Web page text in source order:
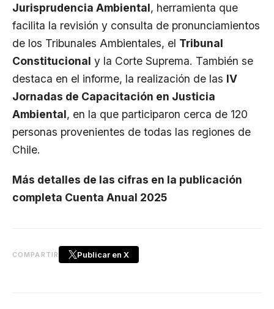
Jurisprudencia Ambiental, herramienta que
facilita la revisión y consulta de pronunciamientos
de los Tribunales Ambientales, el Tribunal
Constitucional y la Corte Suprema. También se
destaca en el informe, la realización de las IV
Jornadas de Capacitación en Justicia
Ambiental, en la que participaron cerca de 120
personas provenientes de todas las regiones de
Chile.
Más detalles de las cifras en la publicación
completa Cuenta Anual 2025
COMPARTIR Publicar en X